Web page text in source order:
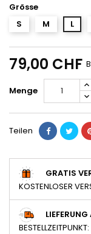
Grösse
S
M L
79,00 CHF
Menge
Teilen
GRATIS
KOSTENLOSER